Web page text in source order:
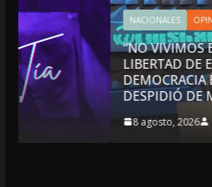
NACIONALES OPINIÓN
“NO VIVIMOS BUENOS
LIBERTAD DE EXPRESIÓN NI
DEMOCRACIA EN MÉXICO”:
DESPIDIÓ DE MVS
8 agosto, 2026